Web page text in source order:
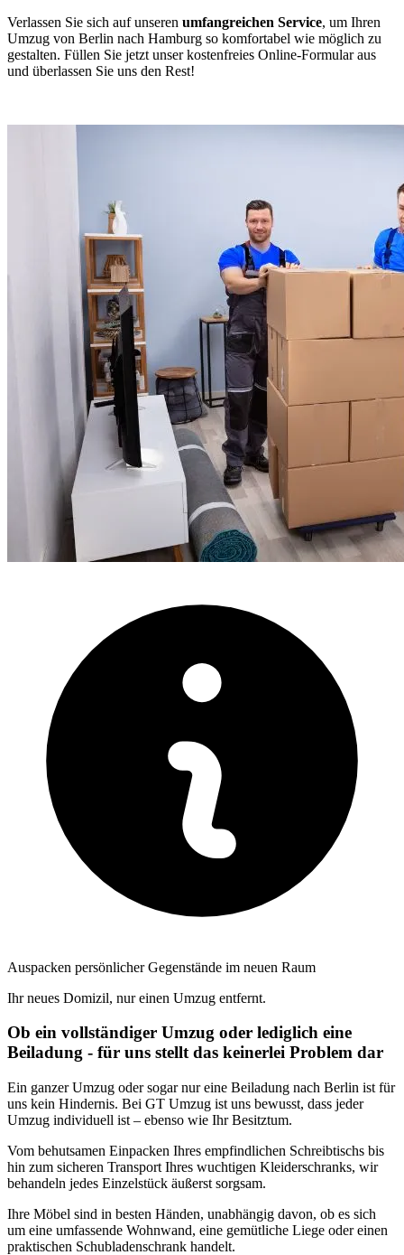
Verlassen Sie sich auf unseren umfangreichen Service, um Ihren
Umzug von Berlin nach Hamburg so komfortabel wie möglich zu
gestalten. Füllen Sie jetzt unser kostenfreies Online-Formular aus
und überlassen Sie uns den Rest!
Auspacken persönlicher Gegenstände im neuen Raum
Ihr neues Domizil, nur einen Umzug entfernt.
Ob ein vollständiger Umzug oder lediglich eine
Beiladung - für uns stellt das keinerlei Problem dar
Ein ganzer Umzug oder sogar nur eine Beiladung nach Berlin ist für
uns kein Hindernis. Bei GT Umzug ist uns bewusst, dass jeder
Umzug individuell ist – ebenso wie Ihr Besitztum.
Vom behutsamen Einpacken Ihres empfindlichen Schreibtischs bis
hin zum sicheren Transport Ihres wuchtigen Kleiderschranks, wir
behandeln jedes Einzelstück äußerst sorgsam.
Ihre Möbel sind in besten Händen, unabhängig davon, ob es sich
um eine umfassende Wohnwand, eine gemütliche Liege oder einen
praktischen Schubladenschrank handelt.